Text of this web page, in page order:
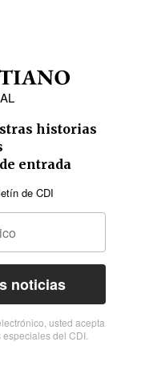
historias
entrada
de CDI
noticias
usted acepta
del CDI.